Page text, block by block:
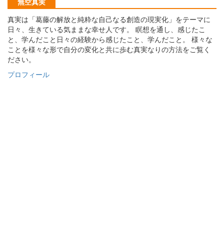
真実は「葛藤の解放と純粋な自己なる創造の現実化」をテーマに
日々、生きている気ままな幸せ人です。 瞑想を通し、感じたこ
と、学んだこと日々の経験から感じたこと、学んだこと。 様々な
ことを様々な形で自分の変化と共に歩む真実なりの方法をご覧く
ださい。
プロフィール